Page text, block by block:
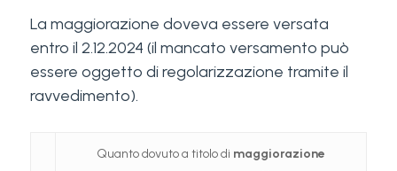
La maggiorazione doveva essere versata
entro il 2.12.2024 (il mancato versamento può
essere oggetto di regolarizzazione tramite il
ravvedimento).
Quanto dovuto a titolo di maggiorazione